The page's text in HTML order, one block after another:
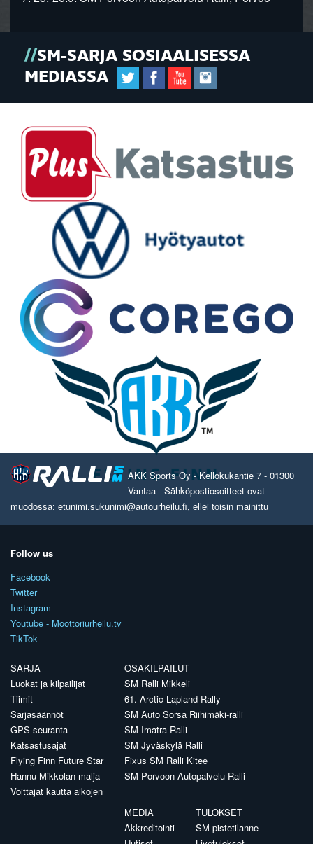
SM-SARJA SOSIAALISESSA
MEDIASSA
AKK Sports Oy - Kellokukantie 7 - 01300
Vantaa - Sähköpostiosoitteet ovat
muodossa: etunimi.sukunimi@autourheilu.fi, ellei toisin mainittu
Follow us
Facebook
Twitter
Instagram
Youtube - Moottoriurheilu.tv
TikTok
SARJA
Luokat ja kilpailijat
Tiimit
Sarjasäännöt
GPS-seuranta
Katsastusajat
Flying Finn Future Star
Hannu Mikkolan malja
Voittajat kautta aikojen
OSAKILPAILUT
SM Ralli Mikkeli
61. Arctic Lapland Rally
SM Auto Sorsa Riihimäki-ralli
SM Imatra Ralli
SM Jyväskylä Ralli
Fixus SM Ralli Kitee
SM Porvoon Autopalvelu Ralli
MEDIA
Akkreditointi
TULOKSET
SM-pistetilanne